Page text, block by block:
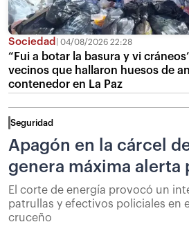
Sociedad 04/08/2026 22:28
“Fui a botar la basura y vi
vecinos que hallaron huesos de
contenedor en La Paz
Seguridad
Apagón en la cárcel
genera máxima alerta
El corte de energía provocó un
patrullas y efectivos policiales en
cruceño